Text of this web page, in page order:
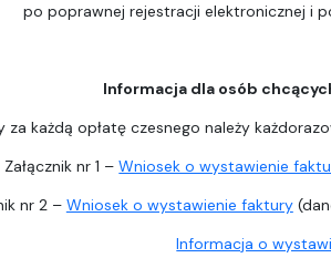
po poprawnej rejestracji elektronicznej i
Informacja dla osób
każdą opłatę czesnego należy
Załącznik nr 1 –Wniosek o wystawienie
nr 2 – Wniosek o wystawienie faktury
Informacja o